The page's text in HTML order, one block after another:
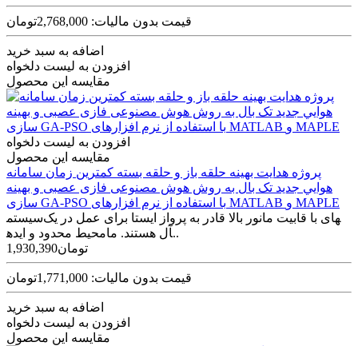
قیمت بدون مالیات: 2,768,000تومان
اضافه به سبد خرید
افزودن به لیست دلخواه
مقایسه این محصول
افزودن به لیست دلخواه
مقایسه این محصول
پروژه هدايت بهينه حلقه باز و حلقه بسته کمترين زمان سامانه
هوايي جديد تک بال به روش هوش مصنوعی فازی عصبی و بهينه
سازی GA-PSO با استفاده از نرم افزارهای MATLAB و MAPLE
سیستم‎های با قابیت مانور بالا قادر به پرواز ایستا برای عمل در یک
محیط محدود و ایده‎آل هستند. ما..
1,930,390تومان
قیمت بدون مالیات: 1,771,000تومان
اضافه به سبد خرید
افزودن به لیست دلخواه
مقایسه این محصول